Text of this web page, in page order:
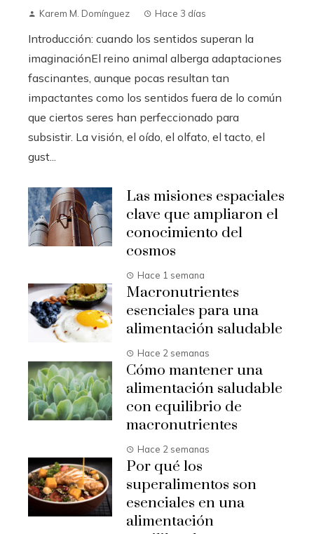
Karem M. Domínguez Hace 3 días
Introducción: cuando los sentidos superan la
imaginaciónEl reino animal alberga adaptaciones
fascinantes, aunque pocas resultan tan
impactantes como los sentidos fuera de lo común
que ciertos seres han perfeccionado para
subsistir. La visión, el oído, el olfato, el tacto, el
gust...
Las misiones espaciales
clave que ampliaron el
conocimiento del
cosmos
Hace 1 semana
Macronutrientes
esenciales para una
alimentación saludable
Hace 2 semanas
Cómo mantener una
alimentación saludable
con equilibrio de
macronutrientes
Hace 2 semanas
Por qué los
superalimentos son
esenciales en una
alimentación